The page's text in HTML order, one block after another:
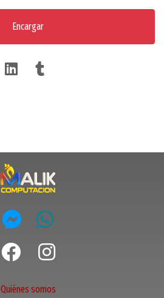
Encargar
Quiénes somos